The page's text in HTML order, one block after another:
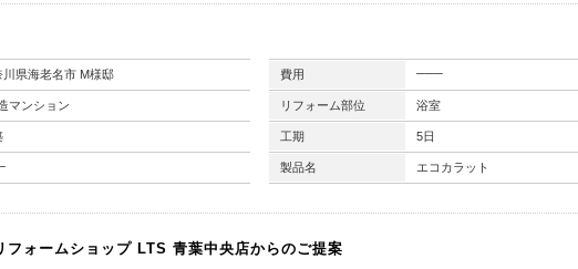
川県海老名市 M様邸
マンション
費用 ───
リフォーム部位 浴室
工期 5日
製品名 エコカラット
フォームショップ LTS 青葉中央店からのご提案